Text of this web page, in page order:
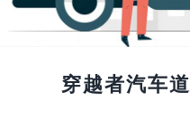
穿越者汽车